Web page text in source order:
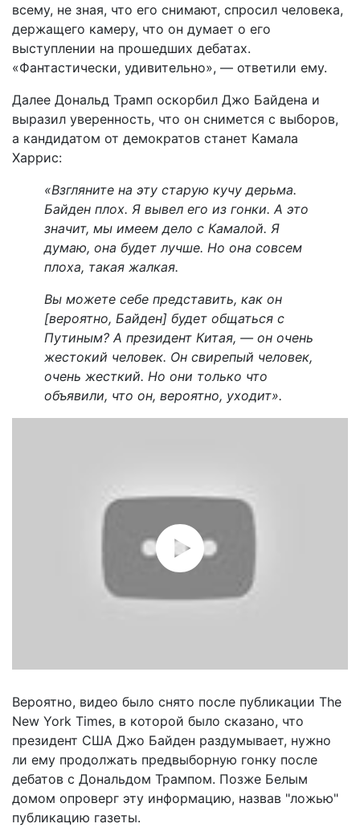
всему, не зная, что его снимают, спросил человека,
держащего камеру, что он думает о его
выступлении на прошедших дебатах.
«Фантастически, удивительно», — ответили ему.
Далее Дональд Трамп оскорбил Джо Байдена и
выразил уверенность, что он снимется с выборов,
а кандидатом от демократов станет Камала
Харрис:
«Взгляните на эту старую кучу дерьма.
Байден плох. Я вывел его из гонки. А это
значит, мы имеем дело с Камалой. Я
думаю, она будет лучше. Но она совсем
плоха, такая жалкая.
Вы можете себе представить, как он
[вероятно, Байден] будет общаться с
Путиным? А президент Китая, — он очень
жестокий человек. Он свирепый человек,
очень жесткий. Но они только что
объявили, что он, вероятно, уходит».
Вероятно, видео было снято после публикации The
New York Times, в которой было сказано, что
президент США Джо Байден раздумывает, нужно
ли ему продолжать предвыборную гонку после
дебатов с Дональдом Трампом. Позже Белым
домом опроверг эту информацию, назвав "ложью"
публикацию газеты.